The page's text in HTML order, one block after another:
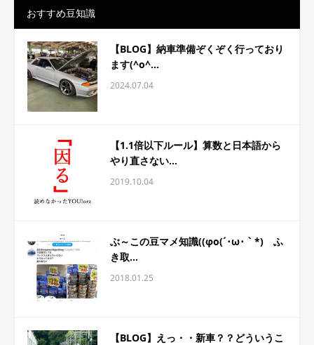
おすすめ豆知識
【BLOG】納車準備ぞくぞく行っており
ます(^o^...
2024.07.04
【1.1倍以下ルール】算数と日本語から
やり直さない...
2019.10.04
ぶ～この豆マメ知識((φo(´･ω･｀*) ふ
き取...
2018.01.25
【BLOG】えっ・・新車？？どういうこ